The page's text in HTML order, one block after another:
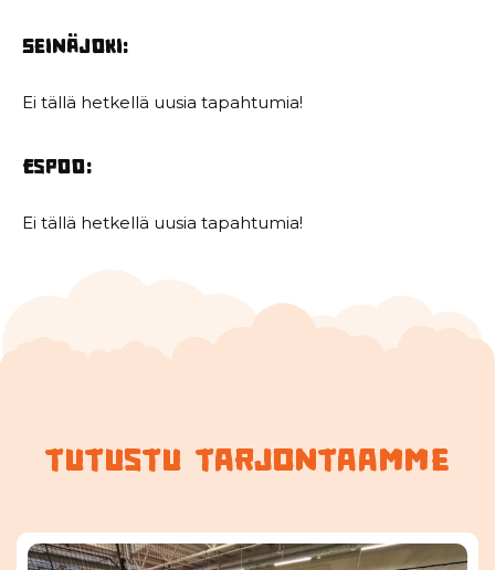
Seinäjoki:
Ei tällä hetkellä uusia tapahtumia!
Espoo:
Ei tällä hetkellä uusia tapahtumia!
tutustu tarjontaamme